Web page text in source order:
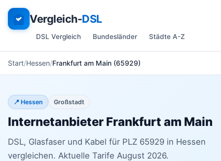
Vergleich-DSL
DSL Vergleich Bundesländer Städte A-Z
Start Hessen Frankfurt am Main (65929)
📍 Hessen Großstadt
Internetanbieter Frankfurt am Main
DSL, Glasfaser und Kabel für PLZ 65929 in Hessen
vergleichen. Aktuelle Tarife August 2026.